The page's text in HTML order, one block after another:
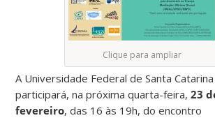
Clique para ampliar
A Universidade Federal de Santa Catarina
participará, na próxima quarta-feira,23
fevereiro, das 16 às 19h, do encontro